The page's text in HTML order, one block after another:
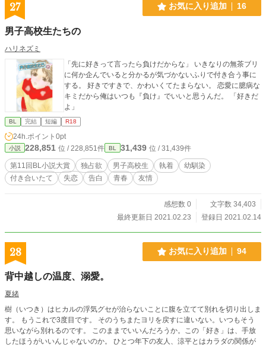
27 お気に入り追加 16
男子高校生たちの
ハリネズミ
「先に好きって言ったら負けだからな」 いきなりの無茶ブリ
に何か企んでいると分かるが気づかないふりで付き合う事に
する。 好きですきで、かわいくてたまらない。 恋愛に臆病な
キミだから俺はいつも『負け』でいいと思うんだ。 「好きだ
よ」
BL 完結 短編 R18
24h.ポイント 0pt
小説 228,851 位 / 228,851件 BL 31,439 位 / 31,439件
第11回BL小説大賞 独占欲 男子高校生 執着
幼馴染
付き合いたて
失恋 告白 青春 友情
感想数 0
文字数 34,403
最終更新日 2021.02.23
登録日 2021.02.14
28 お気に入り追加 94
背中越しの温度、溺愛。
夏緒
樹（いつき）はヒカルの浮気グセが治らないことに腹を立てて別れを切り出しま
す。 もうこれで3度目です。 そのうちまたヨリを戻すに違いない。いつもそう
思いながら別れるのです。 このままでいいんだろうか。この「好き」は、手放
したほうがいいんじゃないのか。 ひとつ年下の友人、涼平とはカラダの関係が